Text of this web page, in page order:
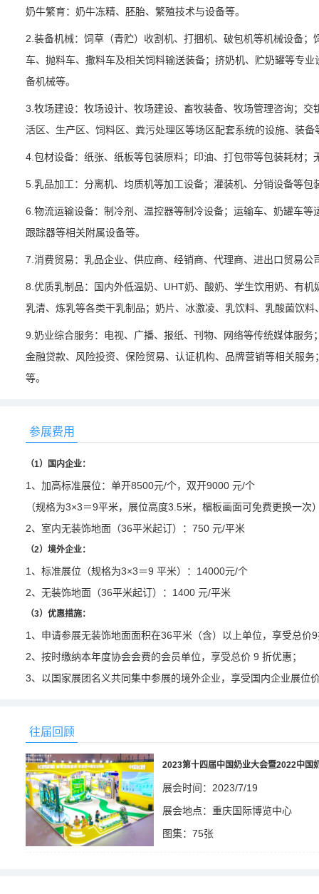
奶牛繁育：奶牛冻精、胚胎、繁殖技术与设备等。
2.装备机械：饲草（青贮）收割机、打捆机、破包机等机械设备
车、抛料车、撒料车及相关饲料输送装备；挤奶机、贮奶罐等专
备机械等。
3.牧场建设：牧场设计、牧场建设、畜牧装备、牧场管理咨询；
活区、生产区、饲料区、粪污处理区等场区配套系统的设施、装备
4.包材设备：纸张、纸板等包装原料；印油、打包带等包装耗材；
5.乳品加工：分离机、均质机等加工设备；灌装机、分销设备等
6.物流运输设备：制冷剂、温控器等制冷设备；运输车、奶罐车
跟踪器等相关附属设备等。
7.消费贸易：乳品企业、供应商、经销商、代理商、进出口贸易公
8.优质乳制品：国内外低温奶、UHT奶、酸奶、学生饮用奶、有
乳清、炼乳等各类干乳制品；奶片、冰激凌、乳饮料、乳酸菌饮
9.奶业综合服务：电视、广播、报纸、刊物、网络等传统媒体服
金融贷款、风险投资、保险贸易、认证机构、品牌营销等相关服
等。
参展费用
（1）国内企业：
1、 加高标准展位：单开8500元/个，双开9000 元/个
（规格为3×3＝9平米，展位高度3.5米，楣板画面可免费更换一次
2、 室内无装饰地面（36平米起订）：750 元/平米
（2）境外企业：
1、 标准展位（规格为3×3＝9 平米）：14000元/个
2、 无装饰地面（36平米起订）：1400 元/平米
（3） 优惠措施：
1、 申请参展无装饰地面面积在36平米（含）以上单位，享受总价
2、 按时缴纳本年度协会会费的会员单位，享受总价 9 折优惠；
3、以国家展团名义共同集中参展的境外企业，享受国内企业展位
往届回顾
2023第十四届中国奶业大会暨2022中国
展会时间：2023/7/19
展会地点：重庆国际博览中心
图集：75张